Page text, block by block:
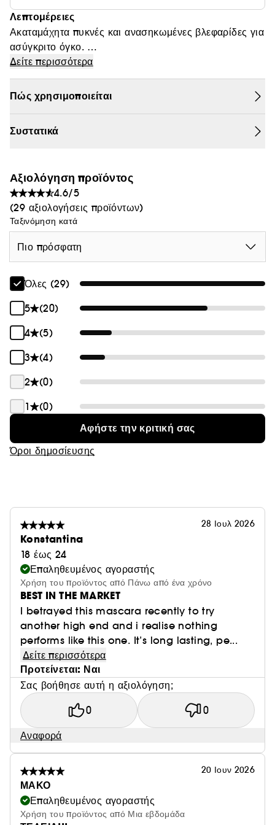
Θαμπάδα
Λεπτομέρειες
Ακαταμάχητα πυκνές και ανασηκωμένες βλεφαρίδες για
ασύγκριτο όγκο.
Αποκτήστε ακαταμάχητα πυκνές, ανασηκωμένες
βλεφαρίδες με κάθε πέρασμα. Η εξαιρετικά κρεμώδης,
εξαιρετικά μαύρη φόρμουλα εφαρμόζεται
φινίρισμα.
Δείτε περισσότερα
Πώς χρησιμοποιείται
Συστατικά
Αξιολόγηση προϊόντος
4.6/5
(29 αξιολογήσεις προϊόντων)
Ταξινόμηση κατά
Πιο πρόσφατη
Όλες (29)
5
(20)
4
(5)
3
(4)
2
(0)
1
(0)
Αφήστε την κριτική σας
Όροι δημοσίευσης
28 Ιουλ 2026
Konstantina
18 έως 24
Επαληθευμένος αγοραστής
Χρήση του προϊόντος από Πάνω από ένα χρόνο
BEST IN THE MARKET
I betrayed this mascara recently to try
another high end and i realise nothing
performs like this one. It’s long lasting, pe...
Δείτε περισσότερα
Προτείνεται: Ναι
Σας βοήθησε αυτή η αξιολόγηση;
0 0
Αναφορά
20 Ιουν 2026
ΜΑΚΟ
Επαληθευμένος αγοραστής
Χρήση του προϊόντος από Μια εβδομάδα